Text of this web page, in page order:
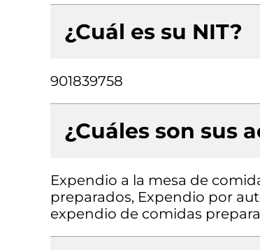
¿Cuál es su NIT?
901839758
¿Cuáles son sus
Expendio a la mesa de
preparados, Expendio por
expendio de comidas